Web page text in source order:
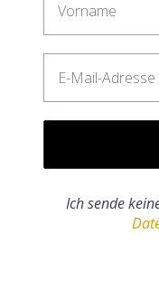
Ich sende